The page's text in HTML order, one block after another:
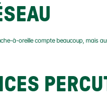
à-oreille compte beaucoup, mais